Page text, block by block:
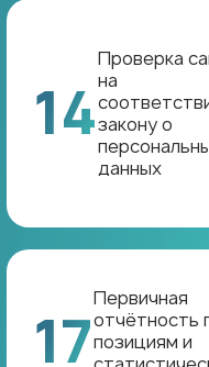
14
Проверка
на
закону о
данных
17
Первичная
отчётность
позициям и